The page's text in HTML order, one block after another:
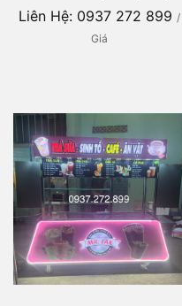
Liên Hệ: 0937 272 899 /
Giá